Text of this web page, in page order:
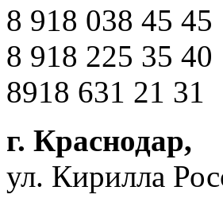
8 918 038 45 45
8 918 225 35 40
8918 631 21 31
г. Краснодар,
ул. Кирилла